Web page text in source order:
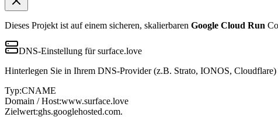
Dieses Projekt ist auf einem sicheren, skalierbaren Google Cloud Run
DNS-Einstellung für surface.love
Hinterlegen Sie in Ihrem DNS-Provider (z.B. Strato, IONOS,
Typ:CNAME
Domain / Host:www.surface.love
Zielwert:ghs.googlehosted.com.